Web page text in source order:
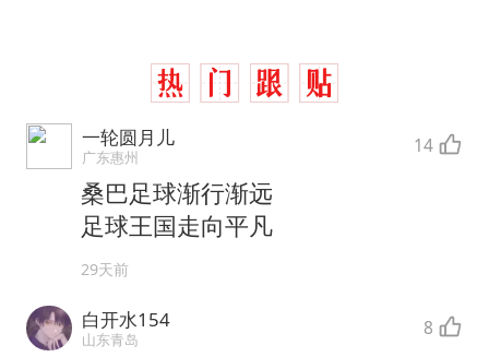
一轮圆月儿
广东惠州 14
桑巴足球渐行渐远
足球王国走向平凡
29天前
白开水154
山东青岛 8